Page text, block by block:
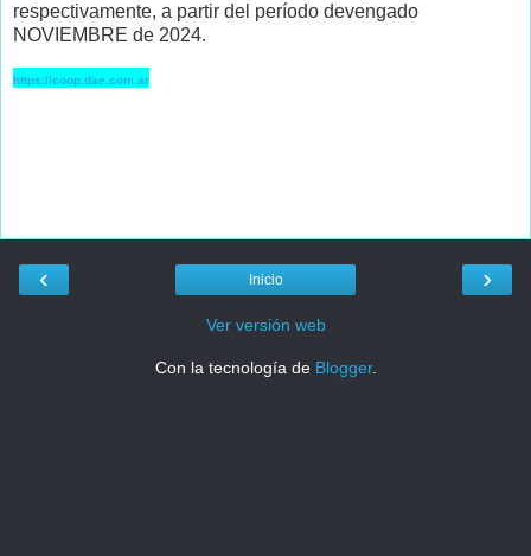
respectivamente, a partir del período devengado
NOVIEMBRE de 2024.
https://coop.dae.com.ar
‹ ›
Inicio
Ver versión web
Con la tecnología de Blogger.